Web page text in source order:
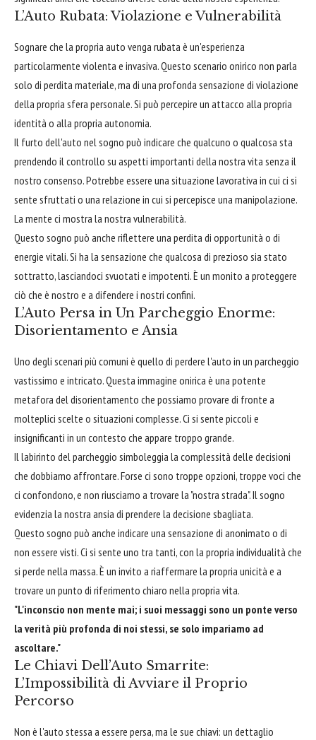
L’Auto Rubata: Violazione e Vulnerabilità
Sognare che la propria auto venga rubata è un'esperienza
particolarmente violenta e invasiva. Questo scenario onirico non parla
solo di perdita materiale, ma di una profonda sensazione di violazione
della propria sfera personale. Si può percepire un attacco alla propria
identità o alla propria autonomia.
Il furto dell'auto nel sogno può indicare che qualcuno o qualcosa sta
prendendo il controllo su aspetti importanti della nostra vita senza il
nostro consenso. Potrebbe essere una situazione lavorativa in cui ci si
sente sfruttati o una relazione in cui si percepisce una manipolazione.
La mente ci mostra la nostra vulnerabilità.
Questo sogno può anche riflettere una perdita di opportunità o di
energie vitali. Si ha la sensazione che qualcosa di prezioso sia stato
sottratto, lasciandoci svuotati e impotenti. È un monito a proteggere
ciò che è nostro e a difendere i nostri confini.
L’Auto Persa in Un Parcheggio Enorme:
Disorientamento e Ansia
Uno degli scenari più comuni è quello di perdere l'auto in un parcheggio
vastissimo e intricato. Questa immagine onirica è una potente
metafora del disorientamento che possiamo provare di fronte a
molteplici scelte o situazioni complesse. Ci si sente piccoli e
insignificanti in un contesto che appare troppo grande.
Il labirinto del parcheggio simboleggia la complessità delle decisioni
che dobbiamo affrontare. Forse ci sono troppe opzioni, troppe voci che
ci confondono, e non riusciamo a trovare la "nostra strada". Il sogno
evidenzia la nostra ansia di prendere la decisione sbagliata.
Questo sogno può anche indicare una sensazione di anonimato o di
non essere visti. Ci si sente uno tra tanti, con la propria individualità che
si perde nella massa. È un invito a riaffermare la propria unicità e a
trovare un punto di riferimento chiaro nella propria vita.
"L'inconscio non mente mai; i suoi messaggi sono un ponte verso
la verità più profonda di noi stessi, se solo impariamo ad
ascoltare."
Le Chiavi Dell’Auto Smarrite:
L’Impossibilità di Avviare il Proprio
Percorso
Non è l'auto stessa a essere persa, ma le sue chiavi: un dettaglio